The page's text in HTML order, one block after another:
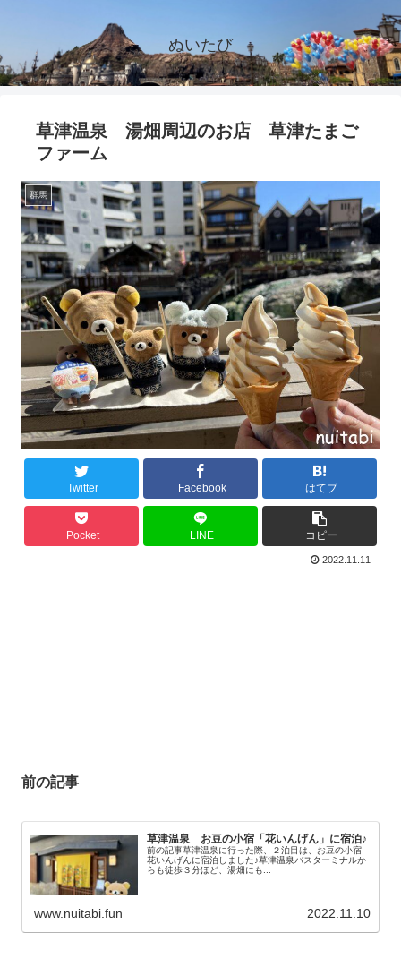
ぬいたび
草津温泉 湯畑周辺のお店 草津たまご
ファーム
群馬
Twitter Facebook はてブ
Pocket LINE コピー
2022.11.11
前の記事
草津温泉 お豆の小宿「花いんげん」に宿泊♪
前の記事草津温泉に行った際、２泊目は、お豆の小宿
花いんげんに宿泊しました♪草津温泉バスターミナルか
らも徒歩３分ほど、湯畑にも...
www.nuitabi.fun 2022.11.10